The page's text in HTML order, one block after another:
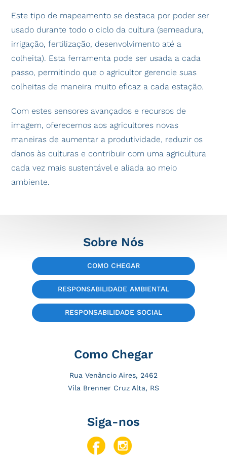
Este tipo de mapeamento se destaca por poder ser
usado durante todo o ciclo da cultura (semeadura,
irrigação, fertilização, desenvolvimento até a
colheita). Esta ferramenta pode ser usada a cada
passo, permitindo que o agricultor gerencie suas
colheitas de maneira muito eficaz a cada estação.
Com estes sensores avançados e recursos de
imagem, oferecemos aos agricultores novas
maneiras de aumentar a produtividade, reduzir os
danos às culturas e contribuir com uma agricultura
cada vez mais sustentável e aliada ao meio
ambiente.
Sobre Nós
COMO CHEGAR
RESPONSABILIDADE AMBIENTAL
RESPONSABILIDADE SOCIAL
Como Chegar
Rua Venâncio Aires, 2462
Vila Brenner Cruz Alta, RS
Siga-nos